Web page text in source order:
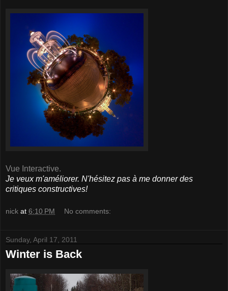
Vue Interactive.
Je veux m'améliorer. N'hésitez pas à me donner des
critiques constructives!
nick at 6:10 PM No comments:
Sunday, April 17, 2011
Winter is Back